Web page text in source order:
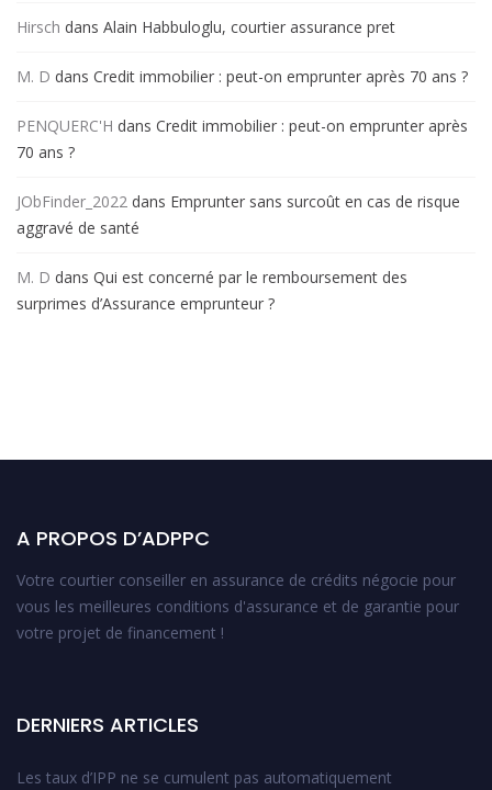
Hirsch dans Alain Habbuloglu, courtier assurance pret
M. D dans Credit immobilier : peut-on emprunter après 70 ans ?
PENQUERC'H dans Credit immobilier : peut-on emprunter après
70 ans ?
JObFinder_2022 dans Emprunter sans surcoût en cas de risque
aggravé de santé
M. D dans Qui est concerné par le remboursement des
surprimes d’Assurance emprunteur ?
A PROPOS D’ADPPC
Votre courtier conseiller en assurance de crédits négocie pour
vous les meilleures conditions d'assurance et de garantie pour
votre projet de financement !
DERNIERS ARTICLES
Les taux d’IPP ne se cumulent pas automatiquement